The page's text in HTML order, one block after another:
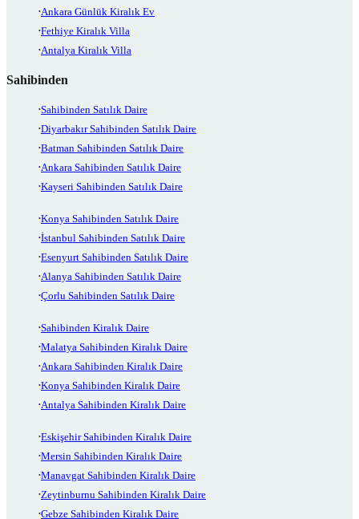
Ankara Günlük Kiralık Ev
Fethiye Kiralık Villa
Antalya Kiralık Villa
Sahibinden
Sahibinden Satılık Daire
Diyarbakır Sahibinden Satılık Daire
Batman Sahibinden Satılık Daire
Ankara Sahibinden Satılık Daire
Kayseri Sahibinden Satılık Daire
Konya Sahibinden Satılık Daire
İstanbul Sahibinden Satılık Daire
Esenyurt Sahibinden Satılık Daire
Alanya Sahibinden Satılık Daire
Çorlu Sahibinden Satılık Daire
Sahibinden Kiralık Daire
Malatya Sahibinden Kiralık Daire
Ankara Sahibinden Kiralık Daire
Konya Sahibinden Kiralık Daire
Antalya Sahibinden Kiralık Daire
Eskişehir Sahibinden Kiralık Daire
Mersin Sahibinden Kiralık Daire
Manavgat Sahibinden Kiralık Daire
Zeytinburnu Sahibinden Kiralık Daire
Gebze Sahibinden Kiralık Daire